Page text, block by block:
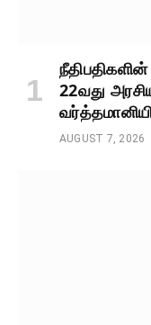
22வது
AUGUST 7, 2026